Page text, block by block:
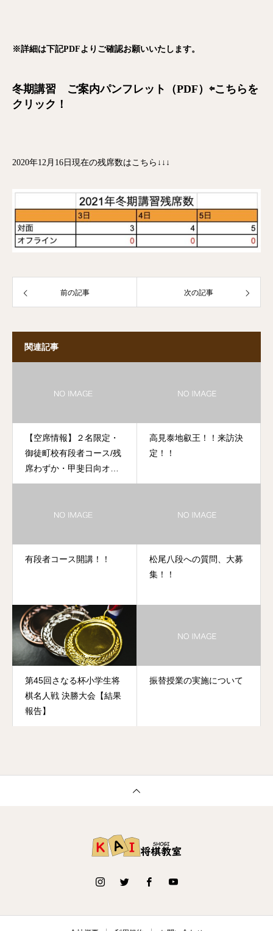
※詳細は下記PDFよりご確認お願いいたします。
冬期講習 ご案内パンフレット（PDF） ⇦こちらを
クリック！
2020年12月16日現在の残席数はこちら↓↓↓
前の記事 次の記事
関連記事
【空席情報】２名限定・
御徒町校有段者コース/残
席わずか・甲斐日向オン
ライン個人レッスン メ
高見泰地叡王！！来訪決
定！！
有段者コース開講！！
松尾八段への質問、大募
集！！
第45回さなる杯小学生将
棋名人戦 決勝大会【結果
報告】
振替授業の実施について